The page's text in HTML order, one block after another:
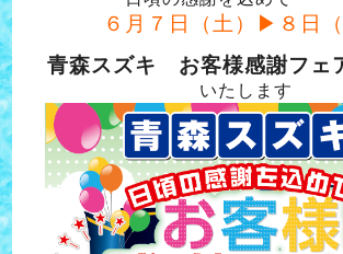
６月７日（土）▶８日（
青森スズキ お客様感謝フェ
いたします